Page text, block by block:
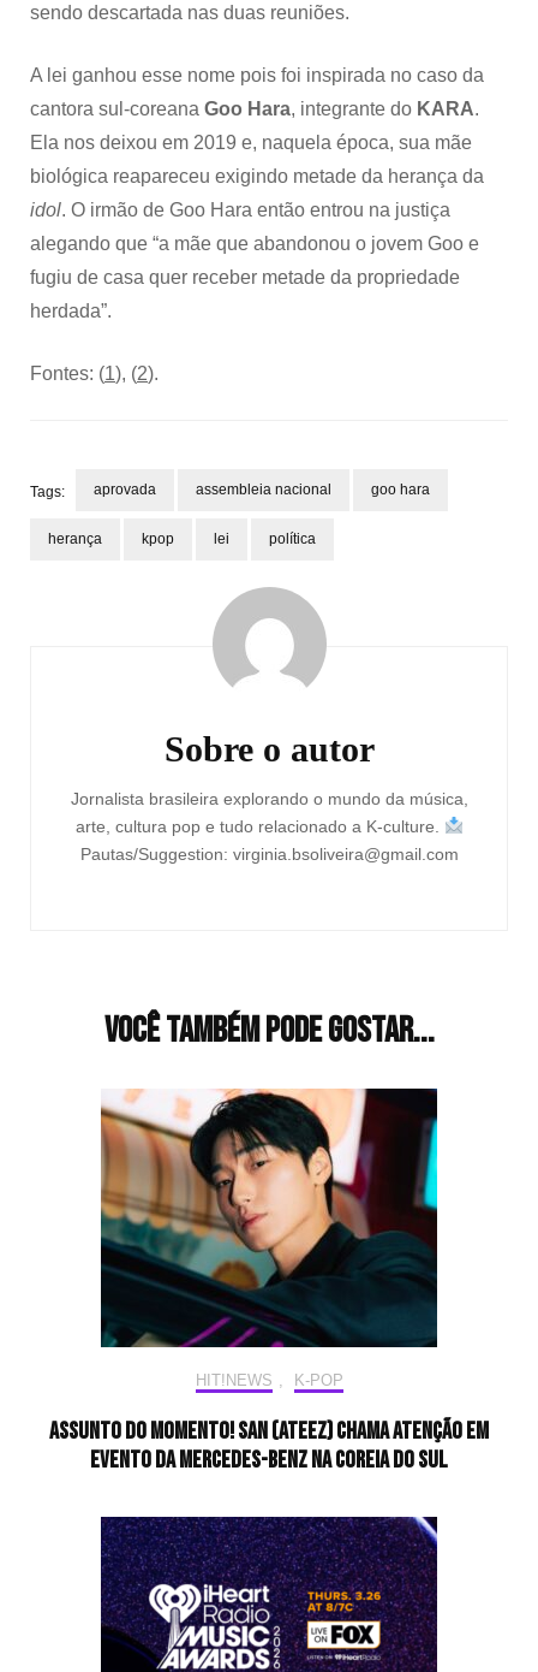
sendo descartada nas duas reuniões.
A lei ganhou esse nome pois foi inspirada no caso da
cantora sul-coreana Goo Hara, integrante do KARA.
Ela nos deixou em 2019 e, naquela época, sua mãe
biológica reapareceu exigindo metade da herança da
idol. O irmão de Goo Hara então entrou na justiça
alegando que “a mãe que abandonou o jovem Goo e
fugiu de casa quer receber metade da propriedade
herdada”.
Fontes: (1), (2).
Tags: aprovada assembleia nacional goo hara
herança kpop lei política
Sobre o autor
Jornalista brasileira explorando o mundo da música,
arte, cultura pop e tudo relacionado a K-culture.
Pautas/Suggestion: virginia.bsoliveira@gmail.com
Você também pode gostar...
HIT!NEWS K-POP
ASSUNTO DO MOMENTO! SAN (ATEEZ) chama atenção em
evento da Mercedes-Benz na Coreia do Sul